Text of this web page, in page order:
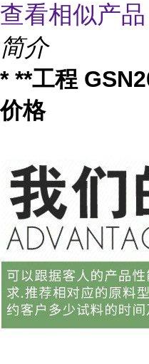
查看相似产
简介
* **工程
价格